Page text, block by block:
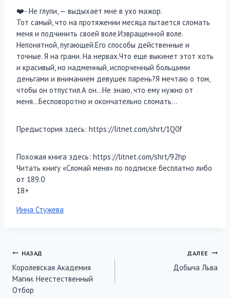
❤️- Не глупи, — выдыхает мне в ухо мажор.
Тот самый, что на протяжении месяца пытается сломать
меня и подчинить своей воле.Извращенной воле.
Непонятной, пугающей.Его способы действенные и
точные. Я на грани. На нервах.Что еще выкинет этот хоть
и красивый, но надменный, испорченный большими
деньгами и вниманием девушек парень?Я мечтаю о том,
чтобы он отпустил.А он…Не знаю, что ему нужно от
меня…Бесповоротно и окончательно сломать…
Предыстория здесь: https://litnet.com/shrt/1Q0f
Похожая книга здесь: https://litnet.com/shrt/92hp
Читать книгу «Сломай меня» по подписке бесплатно либо
от 189.0
18+
Метки
Инна Стужева
Навигация
по
записям
НАЗАД
Королевская Академия
Магии. Неестественный
Отбор
ДАЛЕЕ
Добыча Льва